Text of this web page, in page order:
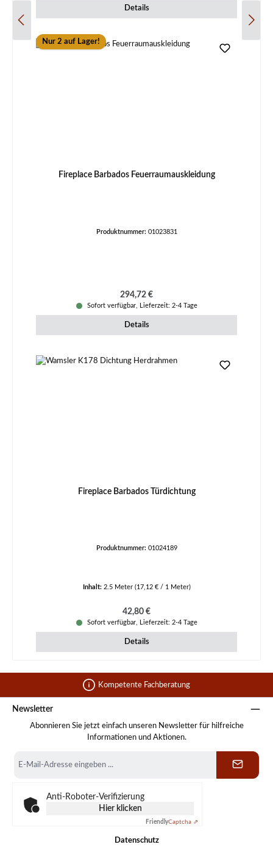
Details
Nur 2 auf Lager!
Fireplace Barbados Feuerraumauskleidung
Produktnummer: 01023831
Regulärer Preis:
294,72 €
Sofort verfügbar, Lieferzeit: 2-4 Tage
Details
Fireplace Barbados Türdichtung
Produktnummer: 01024189
Inhalt: 2.5 Meter (17,12 € / 1 Meter)
Regulärer Preis:
42,80 €
Sofort verfügbar, Lieferzeit: 2-4 Tage
Details
Kompetente Fachberatung
Newsletter
Abonnieren Sie jetzt einfach unseren Newsletter für hilfreiche
Informationen und Aktionen.
Mail-
Anti-Roboter-Verifizierung
Hier klicken
FriendlyCaptcha ⇗
Datenschutz